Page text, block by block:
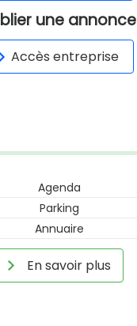
une annonce
Accès entreprise
Agenda
Parking
Annuaire
En savoir plus